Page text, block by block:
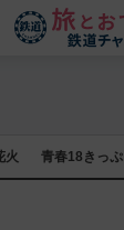
火 青春18きっぷ